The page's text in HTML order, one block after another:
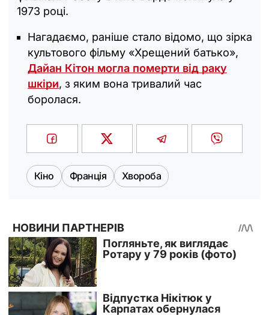
1973 році.
Нагадаємо, раніше стало відомо, що зірка
культового фільму «Хрещений батько»,
Дайан Кітон могла померти від раку
шкіри, з яким вона тривалий час
боролася.
Кіно Франція Хвороба